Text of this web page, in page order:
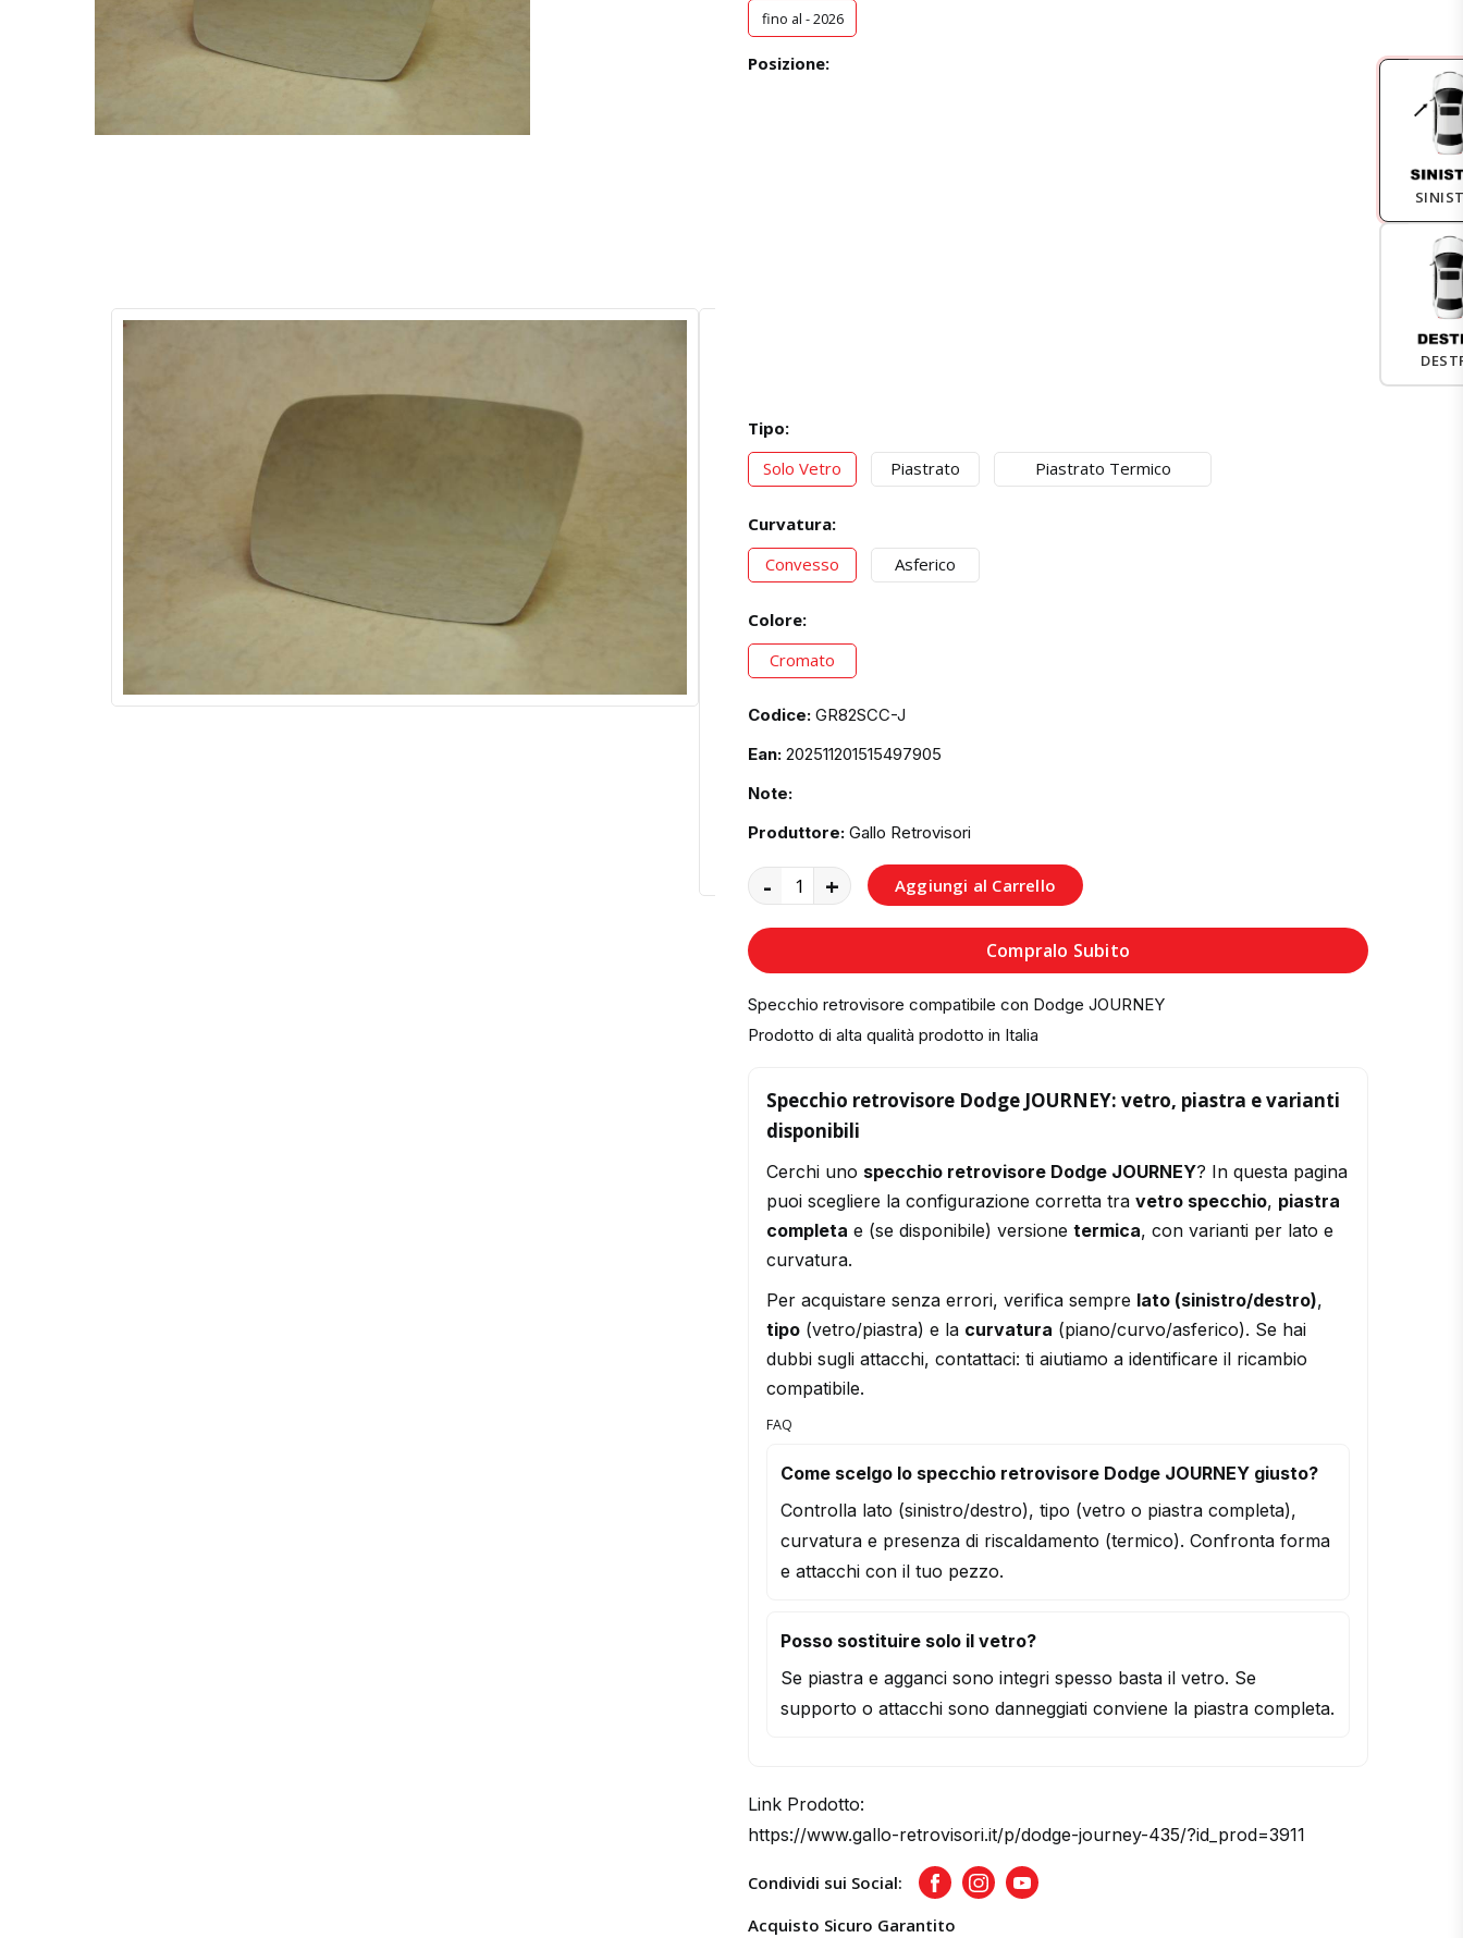
fino al - 2026
Posizione:
Tipo:
Solo Vetro
Piastrato Piastrato Termico
Curvatura:
Convesso
Asferico
Colore:
Cromato
Codice: GR82SCC-J
Ean: 202511201515497905
Note:
Produttore: Gallo Retrovisori
- + Aggiungi al Carrello
Compralo Subito
Specchio retrovisore compatibile con Dodge JOURNEY
Prodotto di alta qualità prodotto in Italia
Specchio retrovisore Dodge JOURNEY: vetro, piastra e varianti
disponibili
Cerchi uno specchio retrovisore Dodge JOURNEY? In questa pagina
puoi scegliere la configurazione corretta tra vetro specchio, piastra
completa e (se disponibile) versione termica, con varianti per lato e
curvatura.
Per acquistare senza errori, verifica sempre lato (sinistro/destro),
tipo (vetro/piastra) e la curvatura (piano/curvo/asferico). Se hai
dubbi sugli attacchi, contattaci: ti aiutiamo a identificare il ricambio
compatibile.
FAQ
Come scelgo lo specchio retrovisore Dodge JOURNEY giusto?
Controlla lato (sinistro/destro), tipo (vetro o piastra completa),
curvatura e presenza di riscaldamento (termico). Confronta forma
e attacchi con il tuo pezzo.
Posso sostituire solo il vetro?
Se piastra e agganci sono integri spesso basta il vetro. Se
supporto o attacchi sono danneggiati conviene la piastra completa.
Link Prodotto:
https://www.gallo-retrovisori.it/p/dodge-journey-435/?id_prod=3911
Condividi sui Social: FacebookInstagramYoutube
Acquisto Sicuro Garantito